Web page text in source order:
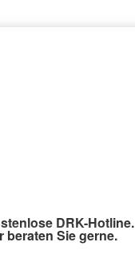
DRK-Hotline.
beraten Sie gerne.